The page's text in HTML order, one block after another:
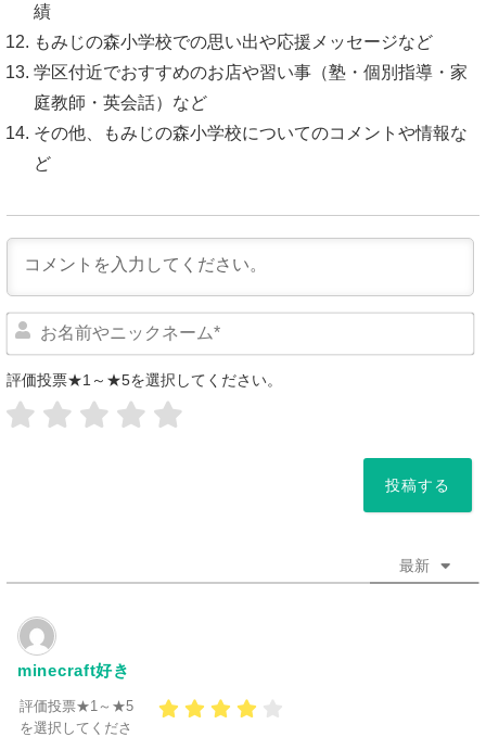
績
もみじの森小学校での思い出や応援メッセージなど
学区付近でおすすめのお店や習い事（塾・個別指導・家
庭教師・英会話）など
その他、もみじの森小学校についてのコメントや情報な
ど
評価投票★1～★5を選択してください。
最新
minecraft好き
評価投票★1～★5
を選択してくださ